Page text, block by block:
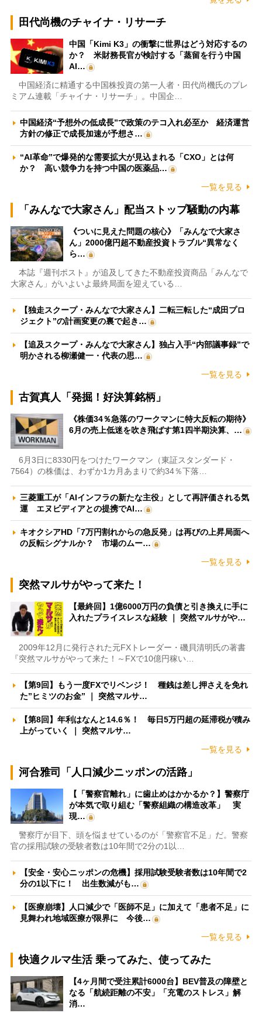
田代尚機のチャイナ・リサーチ
中国「Kimi K3」の衝撃に世界はどう対応するの
か？ 米財務長官が検討する「蒸留を行う中国
AI…
中国経済に精通する中国株投資の第一人者・田代尚機氏のプレ
ミアム連載「チャイナ・リサーチ」。中国企…
中国経済“予想外の低成長”で政策のテコ入れ必至か 経済運営
方針の修正で成長加速が予想さ…
“AI革命”で爆発的な需要拡大が見込まれる「CXO」とは何
か？ 高い競争力を持つ中国の医薬品…
一覧を見る
「みんなで大家さん」配当ストップ騒動の内幕
《ついに見えた問題の核心》「みんなで大家さ
ん」2000億円超不動産投資トラブル“異常なく
ら…
本誌『週刊ポスト』が追及してきた不動産投資商品「みんなで
大家さん」がいよいよ最終局面を迎えている…
【独走スクープ・みんなで大家さん】二転三転した“成田プロ
ジェクト”の計画変更の裏で起き…
【追及スクープ・みんなで大家さん】独占入手“内部議事録”で
明かされる柳瀬健一・代表の思…
一覧を見る
古賀真人「発掘！好決算銘柄」
《株価34％急落のワークマンに特大反転の期待》
6月の売上低迷を吹き飛ばす第1四半期決算、…
6月3日に8330円をつけたワークマン（東証スタンダード・
7564）の株価は、わずか1カ月あまりで約34％下落…
三菱重工が「AIインフラの新たな主役」として再評価される気
運 エヌビディアとの提携でAI…
キオクシアHD「7万円割れからの急反発」は再びの上昇局面へ
の反転シグナルか？ 市場のムー…
一覧を見る
突然マルサがやって来た！
【最終回】1億6000万円の負債と引き換えに手に
入れたプライスレスな経験 ｜ 突然マルサがや…
2009年12月に発行された元FXトレーダー・磯貝清明氏の著書
『突然マルサがやって来た！～FXで10億円稼い…
【第9回】もう一度FXでリベンジ！ 種銭は差し押さえを免れ
た”ヒミツのお金” ｜ 突然マルサ…
【第8回】年利はなんと14.6％！ 毎日5万円超の延滞税が積み
上がっていく ｜ 突然マルサ…
一覧を見る
河合雅司「人口減少ニッポンの活路」
【「警察官離れ」に歯止めはかかるか？】警察庁
が本気で取り組む「警察組織の構造改革」 実
現…
警察庁が目下、頭を悩ませているのが「警察官不足」だ。警察
官の採用試験の受験者数は10年間で2分の1以…
【安全・安心ニッポンの危機】採用試験受験者数は10年間で2
分の1以下に！ 出生数減がも…
【医療崩壊】人口減少で「医師不足」に加えて「患者不足」に
見舞われ地域医療が限界に 今後…
一覧を見る
快適クルマ生活 乗ってみた、使ってみた
【4ヶ月間で受注累計6000台】BEV普及の障壁と
なる「航続距離の不安」「充電のストレス」解
消…